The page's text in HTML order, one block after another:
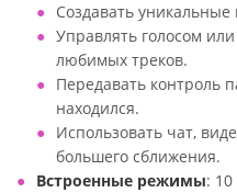
Создавать
Управлять голосом
любимых треков.
Передавать контроль
находился.
Использовать чат,
большего сближения.
Встроенные режимы: